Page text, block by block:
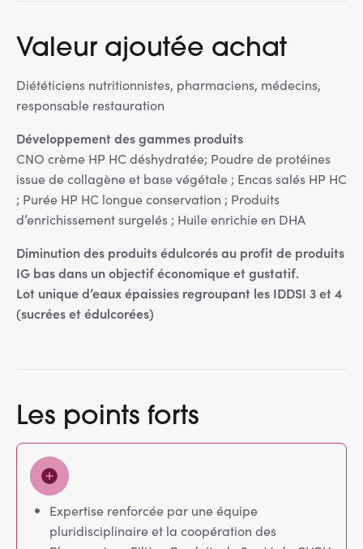
Valeur ajoutée achat
Diététiciens nutritionnistes, pharmaciens, médecins,
responsable restauration
Développement des gammes produits
CNO crème HP HC déshydratée; Poudre de protéines
issue de collagène et base végétale ; Encas salés HP HC
; Purée HP HC longue conservation ; Produits
d’enrichissement surgelés ; Huile enrichie en DHA
Diminution des produits édulcorés au profit de produits
IG bas dans un objectif économique et gustatif.
Lot unique d’eaux épaissies regroupant les IDDSI 3 et 4
(sucrées et édulcorées)
Les points forts
Expertise renforcée par une équipe
pluridisciplinaire et la coopération des